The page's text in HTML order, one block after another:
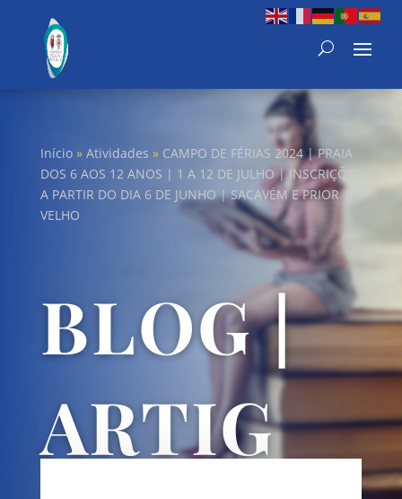
Início» Atividades » CAMPO DE FÉRIAS 2024 | PRAIA
DOS 6 AOS 12 ANOS | 1 A 12 DE JULHO | INSCRIÇÕES
A PARTIR DO DIA 6 DE JUNHO | SACAVÉM E PRIOR
VELHO
BLOG |
ARTIG